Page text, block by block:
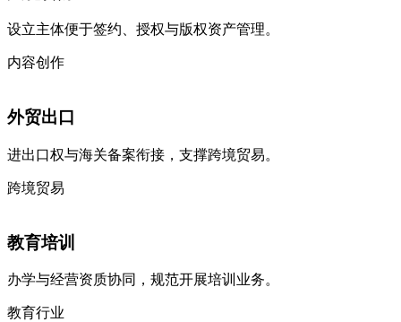
设立主体便于签约、授权与版权资产管理。
内容创作
外贸出口
进出口权与海关备案衔接，支撑跨境贸易。
跨境贸易
教育培训
办学与经营资质协同，规范开展培训业务。
教育行业